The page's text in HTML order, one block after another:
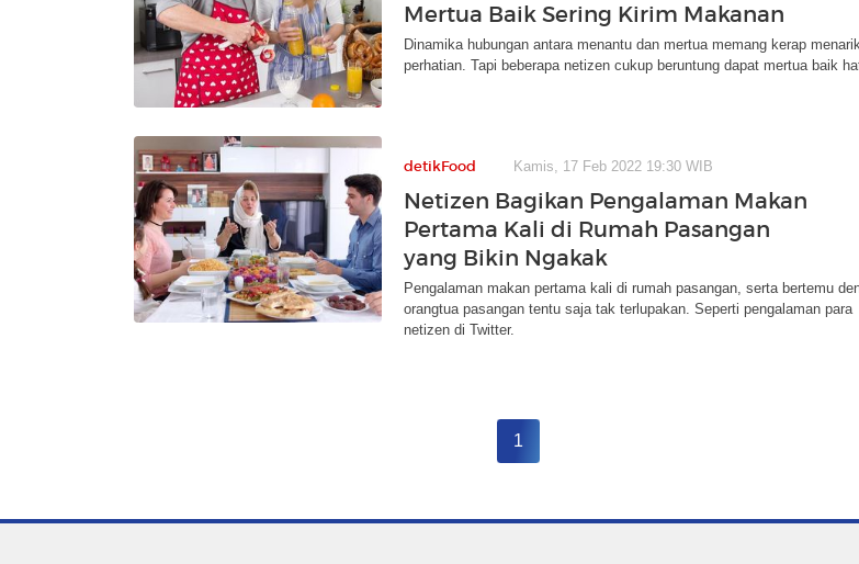
Mertua Baik Sering Kirim Makanan
Dinamika hubungan antara menantu dan mertua memang kerap
perhatian. Tapi beberapa netizen cukup beruntung dapat mertua baik
detikFood Kamis, 17 Feb 2022 19:30 WIB
Netizen Bagikan Pengalaman Makan
Pertama Kali di Rumah Pasangan
yang Bikin Ngakak
Pengalaman makan pertama kali di rumah pasangan, serta bertemu
orangtua pasangan tentu saja tak terlupakan. Seperti pengalaman para
netizen di Twitter.
1